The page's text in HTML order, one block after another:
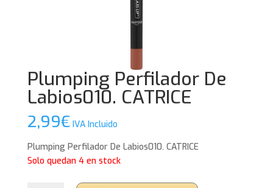
Plumping Perfilador De
Labios010. CATRICE
2,99€ IVA Incluido
Plumping Perfilador De Labios010. CATRICE
Solo quedan 4 en stock